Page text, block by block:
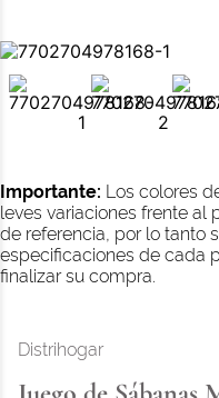
Importante: Los colores
leves variaciones frente al
de referencia, por lo tanto
especificaciones de cada
finalizar su compra.
Distrihogar